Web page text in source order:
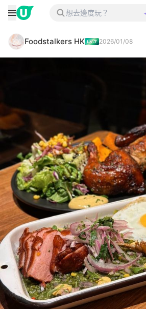
Foodstalkers HK 2026/01/08